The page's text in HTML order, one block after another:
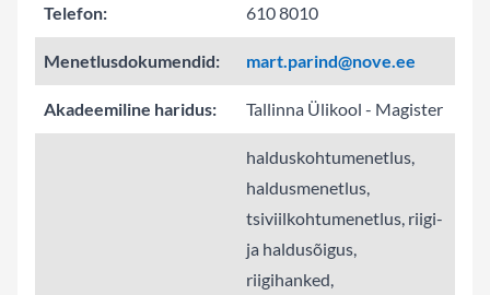
Telefon: 610 8010
Menetlusdokumendid: mart.parind@nove.ee
Akadeemiline haridus: Tallinna Ülikool - Magister
halduskohtumenetlus,
haldusmenetlus,
tsiviilkohtumenetlus, riigi-
ja haldusõigus,
riigihanked,